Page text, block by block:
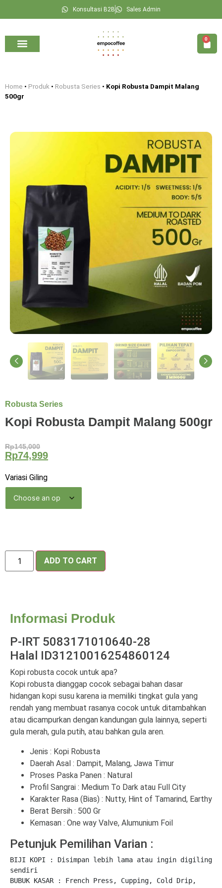
Konsultasi B2B Sales Admin
0
Home • Produk • Robusta Series • Kopi Robusta Dampit Malang
500gr
Robusta Series
Kopi Robusta Dampit Malang 500gr
Rp145,000
Rp74,999
Variasi Giling
ADD TO CART
Informasi Produk
P-IRT 5083171010640-28
Halal ID31210016254860124
Kopi robusta cocok untuk apa?
Kopi robusta dianggap cocok sebagai bahan dasar
hidangan kopi susu karena ia memiliki tingkat gula yang
rendah yang membuat rasanya cocok untuk ditambahkan
atau dicampurkan dengan kandungan gula lainnya, seperti
gula merah, gula putih, atau bahkan gula aren.
Jenis : Kopi Robusta
Daerah Asal : Dampit, Malang, Jawa Timur
Proses Paska Panen : Natural
Profil Sangrai : Medium To Dark atau Full City
Karakter Rasa (Bias) : Nutty, Hint of Tamarind, Earthy
Berat Bersih : 500 Gr
Kemasan : One way Valve, Alumunium Foil
Petunjuk Pemilihan Varian :
BIJI KOPI : Disimpan lebih lama atau ingin digiling
sendiri
BUBUK KASAR : French Press, Cupping, Cold Drip,